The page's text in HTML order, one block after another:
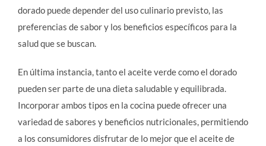
dorado puede depender del uso culinario previsto, las
preferencias de sabor y los beneficios específicos para la
salud que se buscan.
En última instancia, tanto el aceite verde como el dorado
pueden ser parte de una dieta saludable y equilibrada.
Incorporar ambos tipos en la cocina puede ofrecer una
variedad de sabores y beneficios nutricionales, permitiendo
a los consumidores disfrutar de lo mejor que el aceite de